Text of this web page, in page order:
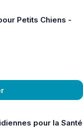
Petits Chiens -
pour la Santé